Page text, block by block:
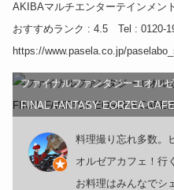
AKIBAマルチエンターテインメン
おすすめランク : 4.5 Tel : 0120-
https://www.pasela.co.jp/
ファイナルファンタジーエオル
FINAL FANTASY EORZEA CAFE
料理撮り忘れ多数。
オルゼアカフェ！行
お料理はみんなでシ